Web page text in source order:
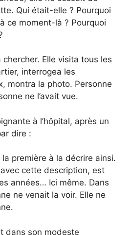
Qui était-elle ? Pourquoi
ce moment-là ? Pourquoi
Elle visita tous les
interrogea les
montra la photo. Personne
ne l’avait vue.
à l’hôpital, après un
dire :
première à la décrire ainsi.
cette description, est
années… Ici même. Dans
ne venait la voir. Elle ne
dans son modeste